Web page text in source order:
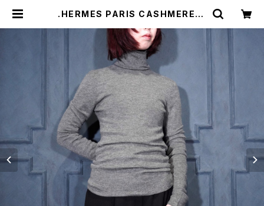
.HERMES PARIS CASHMERE10
シミヤ100%ハイネックニット(ゴルチ
エ期) 2000000075037 | Titti V
intage